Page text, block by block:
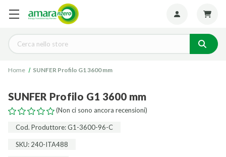
Cerca
Home SUNFER Profilo G1 3600 mm
SUNFER Profilo G1 3600 mm
(Non ci sono ancora recensioni)
Cod. Produttore: G1-3600-96-C
SKU: 240-ITA488